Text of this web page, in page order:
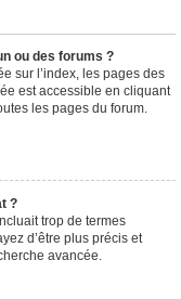
ou des forums ?
sur l’index, les pages des
est accessible en cliquant
les pages du forum.
?
trop de termes
d’être plus précis et
avancée.